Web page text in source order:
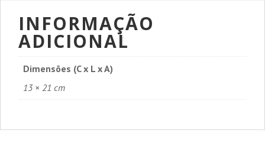
INFORMAÇÃO
ADICIONAL
Dimensões (C x L x A)
13 × 21 cm